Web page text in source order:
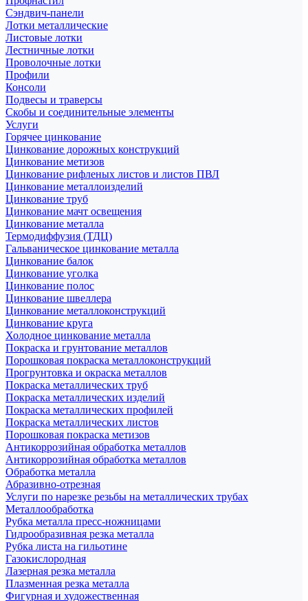
Сэндвич-панели
Лотки металлические
Листовые лотки
Лестничные лотки
Проволочные лотки
Профили
Консоли
Подвесы и траверсы
Скобы и соединительные элементы
Услуги
Горячее цинкование
Цинкование дорожных конструкций
Цинкование метизов
Цинкование рифленых листов и листов ПВЛ
Цинкование металлоизделий
Цинкование труб
Цинкование мачт освещения
Цинкование металла
Термодиффузия (ТДЦ)
Гальваническое цинкование металла
Цинкование балок
Цинкование уголка
Цинкование полос
Цинкование швеллера
Цинкование металлоконструкций
Цинкование круга
Холодное цинкование металла
Покраска и грунтование металлов
Порошковая покраска металлоконструкций
Прогрунтовка и окраска металлов
Покраска металлических труб
Покраска металлических изделий
Покраска металлических профилей
Покраска металлических листов
Порошковая покраска метизов
Антикоррозийная обработка металлов
Антикоррозийная обработка металлов
Обработка металла
Абразивно-отрезная
Услуги по нарезке резьбы на металлических трубах
Металлообработка
Рубка металла пресс-ножницами
Гидрообразивная резка металла
Рубка листа на гильотине
Газокислородная
Лазерная резка металла
Плазменная резка металла
Фигурная и художественная